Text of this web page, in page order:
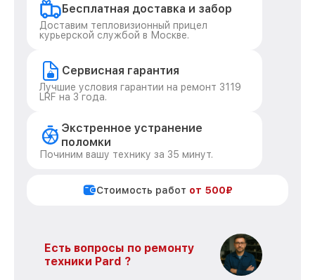
Бесплатная доставка и забор
Доставим тепловизионный прицел
курьерской службой в Москве.
Сервисная гарантия
Лучшие условия гарантии на ремонт 3119
LRF на 3 года.
Экстренное устранение
поломки
Починим вашу технику за 35 минут.
Стоимость работ от 500₽
Есть вопросы по ремонту
техники Pard ?